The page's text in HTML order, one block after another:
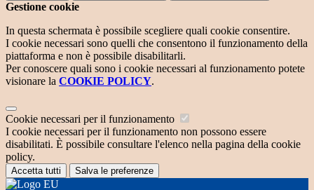
Gestione cookie
In questa schermata è possibile scegliere quali cookie consentire.
I cookie necessari sono quelli che consentono il funzionamento della
piattaforma e non è possibile disabilitarli.
Per conoscere quali sono i cookie necessari al funzionamento potete
visionare la COOKIE POLICY.
Cookie necessari per il funzionamento
I cookie necessari per il funzionamento non possono essere
disabilitati. È possibile consultare l'elenco nella pagina della cookie
policy.
Accetta tutti Salva le preferenze